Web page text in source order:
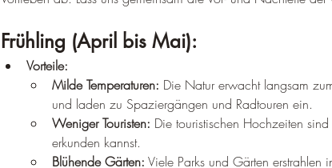
Frühling (April bis Mai):
Vorteile:
Milde Temperaturen: Die Natur erwacht langsam
und laden zu Spaziergängen und Radtouren ein.
Weniger Touristen: Die touristischen Hochzeiten
erkunden kannst.
Blühende Gärten: Viele Parks und Gärten erstrahlen